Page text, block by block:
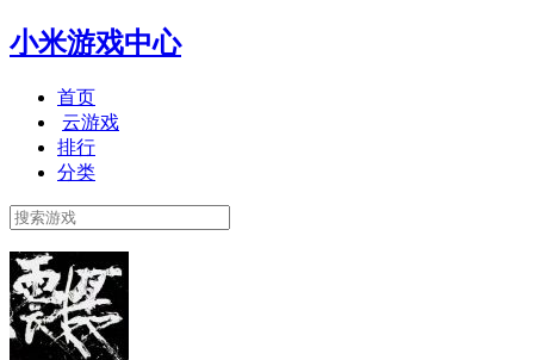
小米游戏中心
首页
云游戏
排行
分类